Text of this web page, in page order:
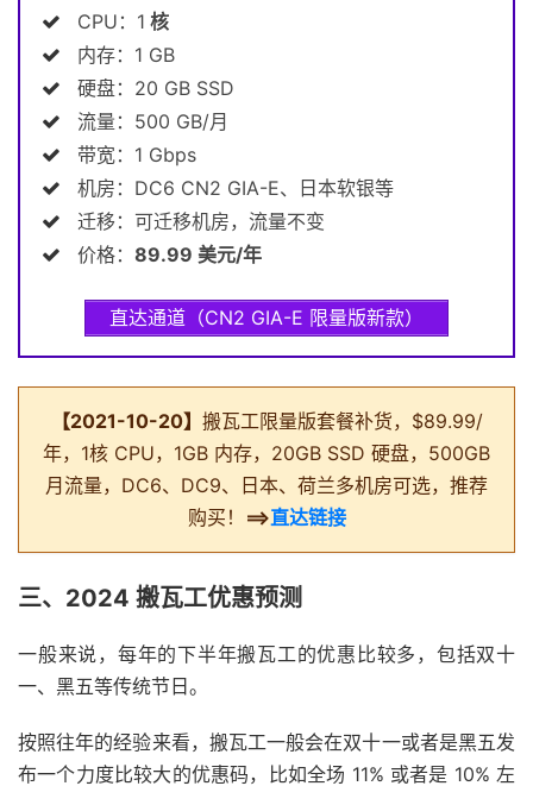
CPU：1 核
内存：1 GB
硬盘：20 GB SSD
流量：500 GB/月
带宽：1 Gbps
机房：DC6 CN2 GIA-E、日本软银等
迁移：可迁移机房，流量不变
价格： 89.99 美元/年
直达通道（CN2 GIA-E 限量版新款）
【2021-10-20】 搬瓦工限量版套餐补货，$89.99/
年，1核 CPU，1GB 内存，20GB SSD 硬盘，500GB
月流量，DC6、DC9、日本、荷兰多机房可选，推荐
购买！
==>直达链接
三、2024 搬瓦工优惠预测
一般来说，每年的下半年搬瓦工的优惠比较多，包括双十
一、黑五等传统节日。
按照往年的经验来看，搬瓦工一般会在双十一或者是黑五发
布一个力度比较大的优惠码，比如全场 11% 或者是 10% 左